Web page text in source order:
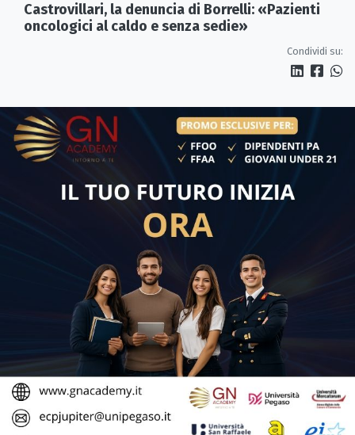
Castrovillari, la denuncia di Borrelli: «Pazienti
oncologici al caldo e senza sedie»
Condividi su: